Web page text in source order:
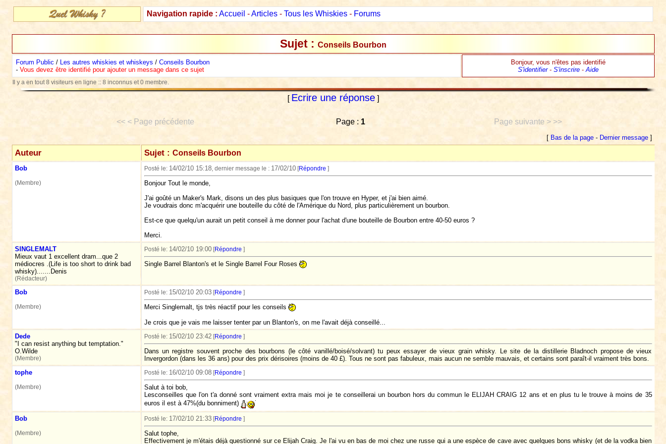
Navigation rapide : Accueil -Articles- Tous les Whiskies- Forums
Sujet : Conseils Bourbon
Forum Public / Les autres whiskies et whiskeys / Conseils Bourbon
- Vous devez être identifié pour ajouter un message dans ce sujet
Bonjour, vous n'êtes pas identifié
S'identifier- S'inscrire-Aide
Il y a en tout 8 visiteurs en ligne :: 8 inconnus et 0 membre.
[ Ecrire une réponse]
<< < Page précédente Page : 1 Page suivante > >>
[ Bas de la page- Dernier message]
Auteur Sujet : Conseils Bourbon
Bob
(Membre)
Posté le: 14/02/10 15:18, dernier message le : 17/02/10[Répondre ]
Bonjour Tout le monde,
J'ai goûté un Maker's Mark, disons un des plus basiques que l'on trouve en Hyper, et j'ai bien aimé.
Je voudrais donc m'acquérir une bouteille du côté de l'Amérique du Nord, plus particulièrement un bourbon.
Est-ce que quelqu'un aurait un petit conseil à me donner pour l'achat d'une bouteille de Bourbon entre 40-50 euros ?
Merci.
SINGLEMALT
Mieux vaut 1 excellent dram...que 2
médiocres .(Life is too short to drink bad
whisky).......Denis
(Rédacteur)
Posté le: 14/02/10 19:00[Répondre ]
Single Barrel Blanton's et le Single Barrel Four Roses
Bob
(Membre)
Posté le: 15/02/10 20:03[Répondre ]
Merci Singlemalt, tjs très réactif pour les conseils
Je crois que je vais me laisser tenter par un Blanton's, on me l'avait déjà conseillé...
Dede
"I can resist anything but temptation."
O.Wilde
(Membre)
Posté le: 15/02/10 23:42[Répondre ]
Dans un registre souvent proche des bourbons (le côté vanillé/boisé/solvant) tu peux essayer de vieux grain whisky. Le site de la distillerie Bladnoch propose de vieux
Invergordon (dans les 36 ans) pour des prix dérisoires (moins de 40 £). Tous ne sont pas fabuleux, mais aucun ne semble mauvais, et certains sont paraît-il vraiment très bons.
tophe
(Membre)
Posté le: 16/02/10 09:08[Répondre ]
Salut à toi bob,
Lesconseilles que l'on t'a donné sont vraiment extra mais moi je te conseillerai un bourbon hors du commun le ELIJAH CRAIG 12 ans et en plus tu le trouve à moins de 35
euros il est à 47%(du bonniment)
Bob
(Membre)
Posté le: 17/02/10 21:33[Répondre ]
Salut tophe,
Effectivement je m'étais déjà questionné sur ce Elijah Craig. Je l'ai vu en bas de moi chez une russe qui a une espèce de cave avec quelques bons whisky (et de la vodka bien